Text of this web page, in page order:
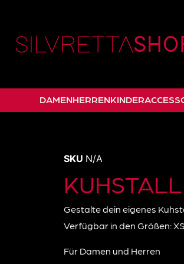
DAMENHERRENKINDER
SKU N/A
Gestalte dein eigenes
Verfügbar in den Größen:
Für Damen und Herren